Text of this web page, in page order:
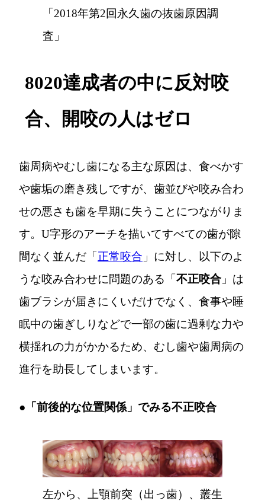
「2018年第2回永久歯の抜歯原因調
査」
8020達成者の中に反対咬
合、開咬の人はゼロ
歯周病やむし歯になる主な原因は、食べかす
や歯垢の磨き残しですが、歯並びや咬み合わ
せの悪さも歯を早期に失うことにつながりま
す。U字形のアーチを描いてすべての歯が隙
間なく並んだ「 正常咬合 」に対し、以下のよ
うな咬み合わせに問題のある「 不正咬合」は
歯ブラシが届きにくいだけでなく、食事や睡
眠中の歯ぎしりなどで一部の歯に過剰な力や
横揺れの力がかかるため、むし歯や歯周病の
進行を助長してしまいます。
●「前後的な位置関係」でみる不正咬合
左から、上顎前突（出っ歯）、叢生